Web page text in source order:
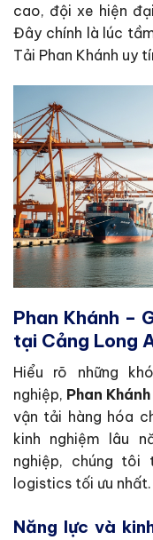
cao, đội xe hiện
Đây chính là lúc
Tải Phan Khánh uy
Phan Khánh –
tại Cảng Long
Hiểu rõ những
nghiệp, Phan Khánh
vận tải hàng hóa
kinh nghiệm lâu
nghiệp, chúng
logistics tối ưu nhất.
Năng lực và